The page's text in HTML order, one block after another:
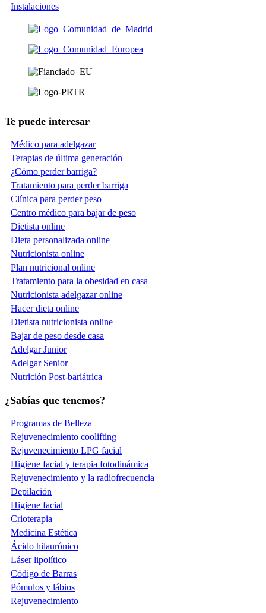
Instalaciones
Te puede interesar
Médico para adelgazar
Terapias de última generación
¿Cómo perder barriga?
Tratamiento para perder barriga
Clínica para perder peso
Centro médico para bajar de peso
Dietista online
Dieta personalizada online
Nutricionista online
Plan nutricional online
Tratamiento para la obesidad en casa
Nutricionista adelgazar online
Hacer dieta online
Dietista nutricionista online
Bajar de peso desde casa
Adelgar Junior
Adelgar Senior
Nutrición Post-bariátrica
¿Sabías que tenemos?
Programas de Belleza
Rejuvenecimiento coolifting
Rejuvenecimiento LPG facial
Higiene facial y terapia fotodinámica
Rejuvenecimiento y la radiofrecuencia
Depilación
Higiene facial
Crioterapia
Medicina Estética
Ácido hilaurónico
Láser lipolítico
Código de Barras
Pómulos y lábios
Rejuvenecimiento